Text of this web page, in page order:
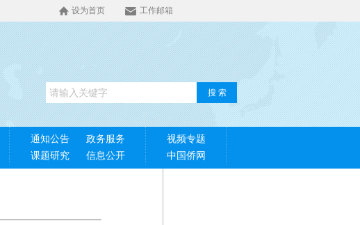
设为首页 工作邮箱
搜 索
通知公告
政务服务
课题研究
信息公开
视频专题
中国侨网